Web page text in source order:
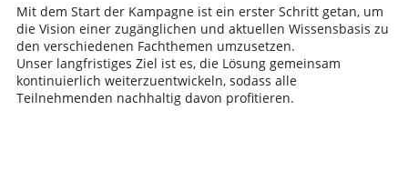
Mit dem Start der Kampagne ist ein erster Schritt getan, um
die Vision einer zugänglichen und aktuellen Wissensbasis zu
den verschiedenen Fachthemen umzusetzen.
Unser langfristiges Ziel ist es, die Lösung gemeinsam
kontinuierlich weiterzuentwickeln, sodass alle
Teilnehmenden nachhaltig davon profitieren.